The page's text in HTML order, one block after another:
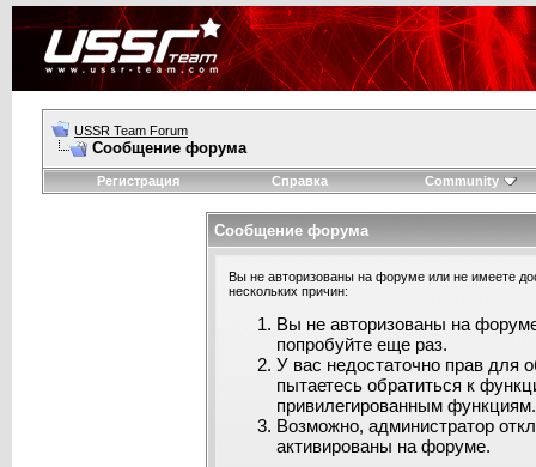
USSR Team Forum
Сообщение форума
Регистрация Справка Community
Сообщение форума
Вы не авторизованы на форуме или не имеете
нескольких причин:
Вы не авторизованы на
попробуйте еще раз.
У вас недостаточно прав для
пытаетесь обратиться к
привилегированным функциям.
Возможно, администратор
активированы на форуме.